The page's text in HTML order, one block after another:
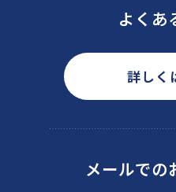
よくあ
詳しく
メールでの